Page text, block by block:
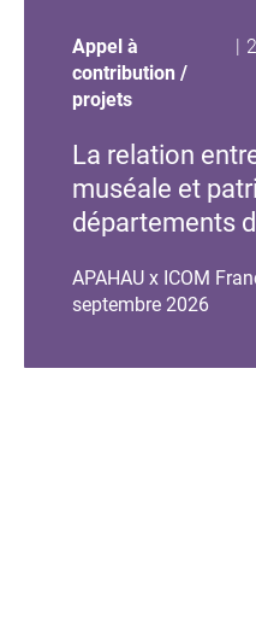
Appel à
contribution /
projets
|
La relation
muséale et
départements
APAHAU x ICOM
septembre 2026